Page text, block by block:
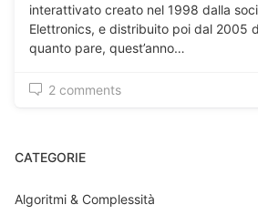
interattivato creato nel 1998 dalla
Elettronics, e distribuito poi dal 2005
quanto pare, quest’anno…
2 comments
CATEGORIE
Algoritmi & Complessità